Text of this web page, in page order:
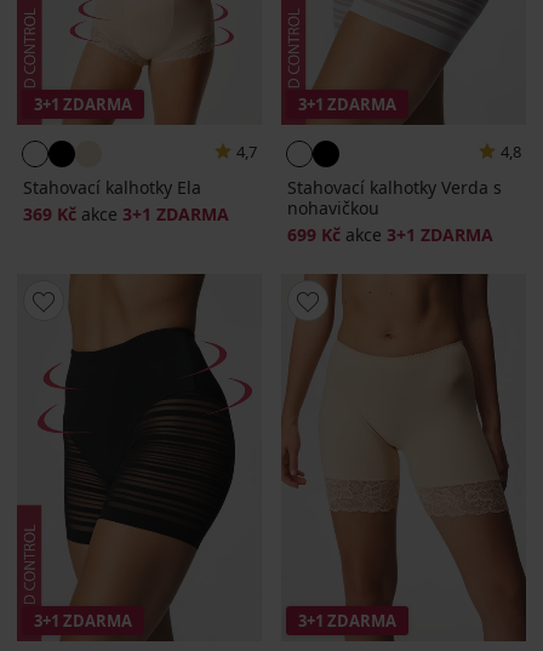
3+1 ZDARMA
4,7
Stahovací kalhotky Ela
369 Kč akce 3+1 ZDARMA
3+1 ZDARMA
4,8
Stahovací kalhotky Verda s
nohavičkou
699 Kč akce 3+1 ZDARMA
3+1 ZDARMA 3+1 ZDARMA